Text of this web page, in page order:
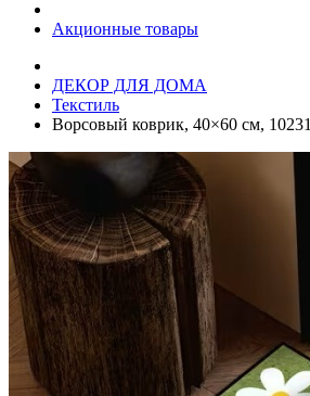
Акционные товары
ДЕКОР ДЛЯ ДОМА
Текстиль
Ворсовый коврик, 40×60 см, 10231